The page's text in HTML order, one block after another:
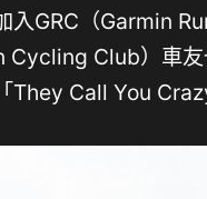
入GRC（Garmin
Cycling Club）車
They Call You